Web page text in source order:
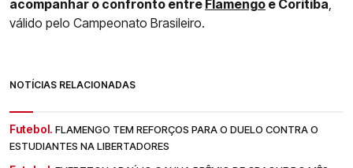
acompanhar o confronto entre Flamengo e Coritiba
válido pelo Campeonato Brasileiro.
NOTÍCIAS RELACIONADAS
Futebol. FLAMENGO TEM REFORÇOS PARA O DUELO CONTRA O
ESTUDIANTES NA LIBERTADORES